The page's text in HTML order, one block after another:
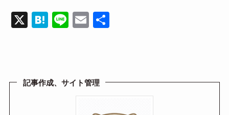
X H
a
Li E 共
記事作成、サイト管理